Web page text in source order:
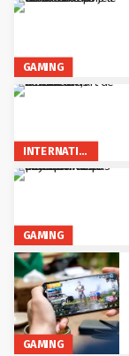
GAMING
INTERNATIONAL
GAMING
GAMING